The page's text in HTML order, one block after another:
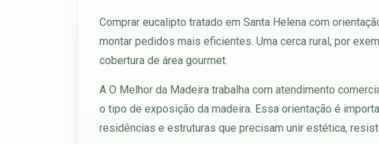
Comprar eucalipto tratado em Santa Helena com
montar pedidos mais eficientes. Uma cerca rural, por
cobertura de área gourmet.
A O Melhor da Madeira trabalha com atendimento
o tipo de exposição da madeira. Essa orientação é
residências e estruturas que precisam unir estética,